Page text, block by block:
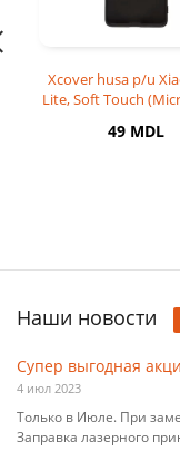
Xcover husa p/u
Lite, Soft Touch
49 MDL
Наши новости
Супер выгодная
4 июл 2023
Только в Июле. При
Заправка лазерного